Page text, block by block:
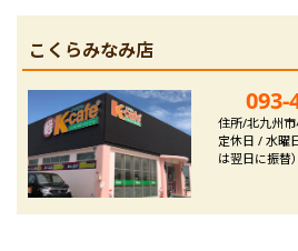
こくらみなみ店
093-
住所/北九州
定休日 / 水曜
は翌日に振替）